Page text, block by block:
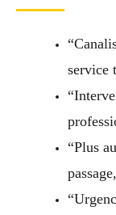
service
“Plus